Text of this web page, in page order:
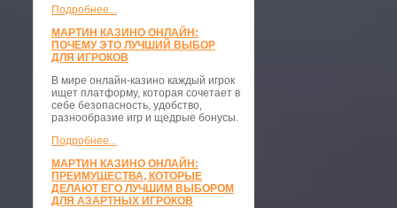
Подробнее...
МАРТИН КАЗИНО ОНЛАЙН:
ПОЧЕМУ ЭТО ЛУЧШИЙ ВЫБОР
ДЛЯ ИГРОКОВ
В мире онлайн-казино каждый игрок
ищет платформу, которая сочетает в
себе безопасность, удобство,
разнообразие игр и щедрые бонусы.
Подробнее...
МАРТИН КАЗИНО ОНЛАЙН:
ПРЕИМУЩЕСТВА, КОТОРЫЕ
ДЕЛАЮТ ЕГО ЛУЧШИМ ВЫБОРОМ
ДЛЯ АЗАРТНЫХ ИГРОКОВ